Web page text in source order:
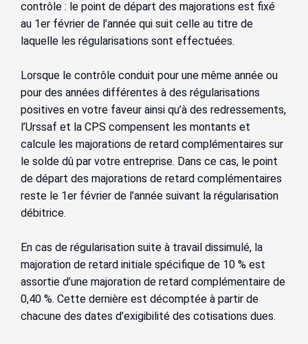
contrôle : le point de départ des majorations est fixé
au 1er février de l’année qui suit celle au titre de
laquelle les régularisations sont effectuées.
Lorsque le contrôle conduit pour une même année ou
pour des années différentes à des régularisations
positives en votre faveur ainsi qu’à des redressements,
l’Urssaf et la CPS compensent les montants et
calcule les majorations de retard complémentaires sur
le solde dû par votre entreprise. Dans ce cas, le point
de départ des majorations de retard complémentaires
reste le 1er février de l’année suivant la régularisation
débitrice.
En cas de régularisation suite à travail dissimulé, la
majoration de retard initiale spécifique de 10 % est
assortie d’une majoration de retard complémentaire de
0,40 %. Cette dernière est décomptée à partir de
chacune des dates d’exigibilité des cotisations dues.